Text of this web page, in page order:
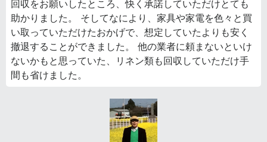
回収をお願いしたところ、快く承諾していただけとても
助かりました。 そしてなにより、家具や家電を色々と買
い取っていただけたおかげで、想定していたよりも安く
撤退することができました。 他の業者に頼まないといけ
ないかもと思っていた、リネン類も回収していただけ手
間も省けました。